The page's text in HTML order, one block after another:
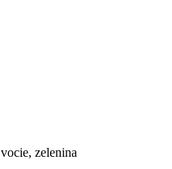
zelenina